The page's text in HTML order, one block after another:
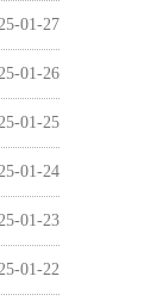
01-27
01-26
01-25
01-24
01-23
01-22